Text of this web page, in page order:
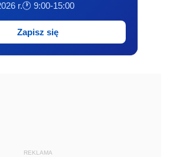
r.🕐 9:00-15:00
Zapisz się
REKLAMA